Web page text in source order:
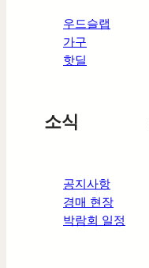
우드슬랩
가구
핫딜
소식
공지사항
경매 현장
박람회 일정